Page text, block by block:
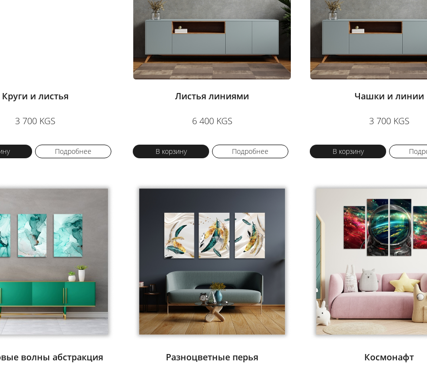
Круги и листья
3 700 KGS
Подробнее
Листья линиями
6 400 KGS
В корзину Подробнее
Чашки и линии
3 700 KGS
В корзину
волны абстракция Разноцветные перья Космонафт